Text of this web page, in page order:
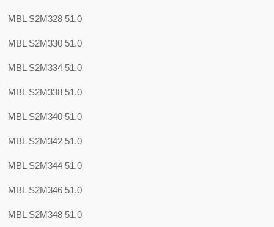
MBL S2M328 51.0
MBL S2M330 51.0
MBL S2M334 51.0
MBL S2M338 51.0
MBL S2M340 51.0
MBL S2M342 51.0
MBL S2M344 51.0
MBL S2M346 51.0
MBL S2M348 51.0